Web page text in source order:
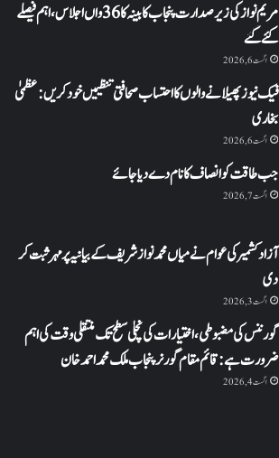
مریم نواز کی زیر صدارت پنجاب کابینہ کا 36واں اجلاس،اہم فیصلے
کئے گئے
اگست 6, 2026
فیک نیوز پھیلانے والوں کا احتساب صحافتی تنظیمیں خود کریں: عظمیٰ
بخاری
اگست 6, 2026
جب طاقت کو انصاف کا نام دے دیا جائے
اگست 7, 2026
آزاد کشمیر کی عوام نے میاں محمد نواز شریف کے بیانیہ پر مہر ثبت کر
دی
اگست 3, 2026
گورننس کی مضبوطی، اختیارات کی نچلی سطح تک منتقلی وقت کی اہم
ضرورت ہے: قائم مقام گورنر پنجاب ملک محمد احمد خان
اگست 4, 2026